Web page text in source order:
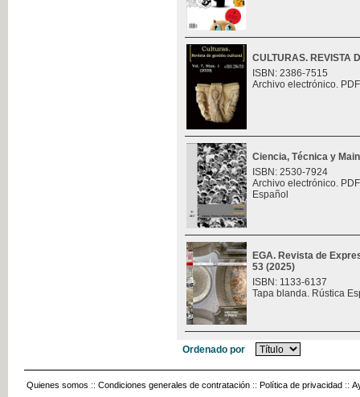
CULTURAS. REVISTA
ISBN: 2386-7515
Archivo electrónico.
Ciencia, Técnica y
ISBN: 2530-7924
Archivo electrónico.
Español
EGA. Revista de
53 (2025)
ISBN: 1133-6137
Tapa blanda. Rústica
Ordenado por
Quienes somos :: Condiciones generales de contratación :: Política de privacidad ::